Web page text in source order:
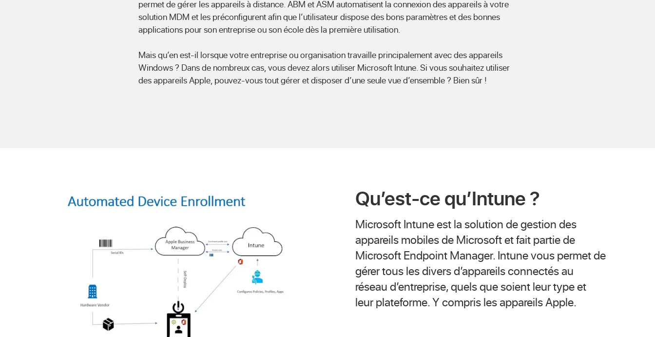
permet de gérer les appareils à distance. ABM et ASM automatisent la connexion des appareils à votre
solution MDM et les préconfigurent afin que l’utilisateur dispose des bons paramètres et des bonnes
applications pour son entreprise ou son école dès la première utilisation.
Mais qu’en est-il lorsque votre entreprise ou organisation travaille principalement avec des appareils
Windows ? Dans de nombreux cas, vous devez alors utiliser Microsoft Intune. Si vous souhaitez utiliser
des appareils Apple, pouvez-vous tout gérer et disposer d’une seule vue d’ensemble ? Bien sûr !
Qu’est-ce qu’Intune ?
Microsoft Intune est la solution de gestion des
appareils mobiles de Microsoft et fait partie de
Microsoft Endpoint Manager. Intune vous permet de
gérer tous les divers d’appareils connectés au
réseau d’entreprise, quels que soient leur type et
leur plateforme. Y compris les appareils Apple.